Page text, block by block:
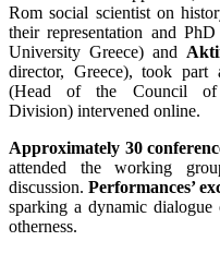
Rom social scientist on
their representation and
University Greece) and
director, Greece), took part
(Head of the Council of
Division) intervened online.
Αpproximately 30
attended theworking
discussion.Performances’
sparking a dynamic dialogue
otherness.